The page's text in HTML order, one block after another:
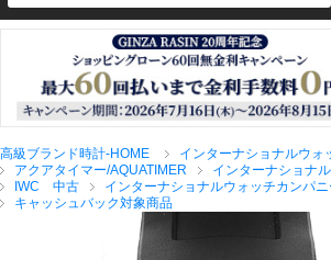
新規会員登録
ブランドから探す
高級ブランド時計-HOME
インターナショナルウォ
アクアタイマー/AQUATIMER
インターナショナ
IWC 中古
インターナショナルウォッチカンパニ
キャッシュバック対象商品